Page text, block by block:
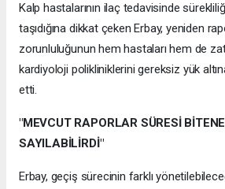
Kalp hastalarının ilaç tedavisinde
taşıdığına dikkat çeken Erbay, yeniden
zorunluluğunun hem hastaları hem de
kardiyoloji polikliniklerini gereksiz yük
etti.
"MEVCUT RAPORLAR SÜRESİ
SAYILABİLİRDİ"
Erbay, geçiş sürecinin farklı